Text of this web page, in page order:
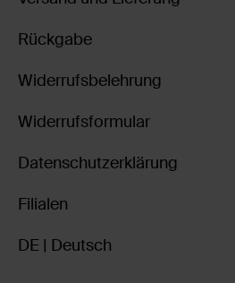
Rückgabe
Widerrufsbelehrung
Widerrufsformular
Datenschutzerklärung
Filialen
DE | Deutsch